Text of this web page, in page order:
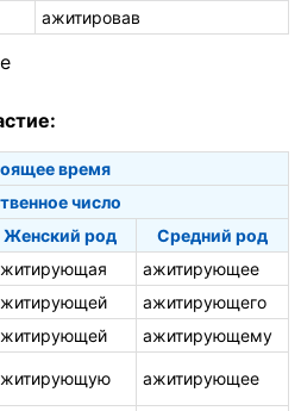
ажитировав
время
число
Женский род
Средний род
ажитирующее
ажитирующего
ажитирующему
ажитирующее